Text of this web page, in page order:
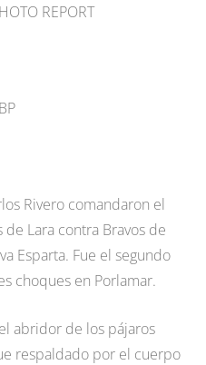
REPORT
Rivero comandaron el
Lara contra Bravos de
Esparta. Fue el segundo
choques en Porlamar.
abridor de los pájaros
respaldado por el cuerpo